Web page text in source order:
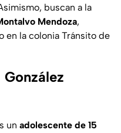
buscan a la
Mendoza,
en la colonia Tránsito de
un adolescente de 15